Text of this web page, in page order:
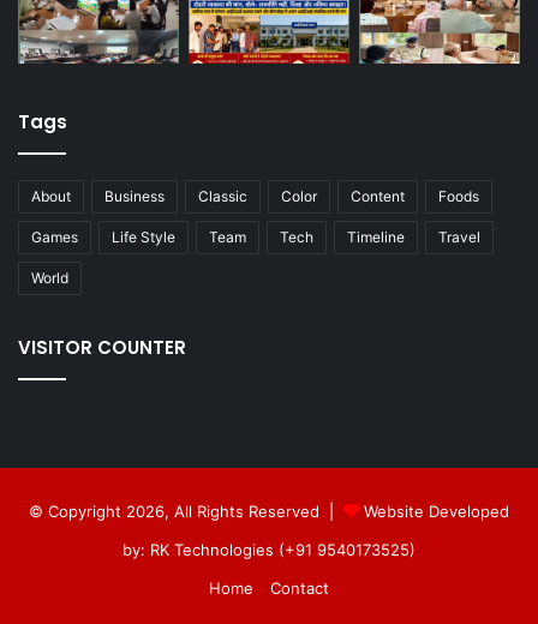
Tags
About Business Classic Color Content Foods
Games Life Style Team Tech Timeline Travel
World
VISITOR COUNTER
© Copyright 2026, All Rights Reserved |
Website Developed
by: RK Technologies (+91 9540173525)
Home
Contact